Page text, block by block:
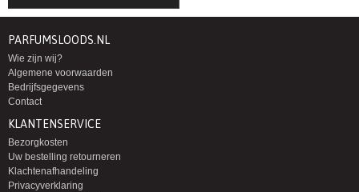
PARFUMSLOODS.NL
Wie zijn wij?
Algemene voorwaarden
Bedrijfsgegevens
Contact
KLANTENSERVICE
Bezorgkosten
Uw bestelling retourneren
Klachtenafhandeling
Privacyverklaring